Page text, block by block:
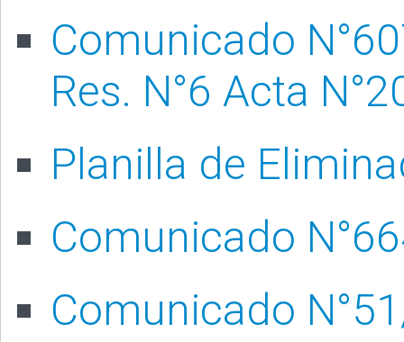
Comunicado
Res. N°6 Acta
Planilla de
Comunicado
Comunicado